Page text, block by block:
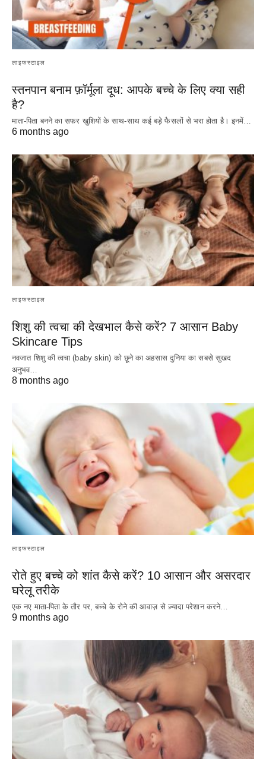
लाइफस्टाइल
स्तनपान बनाम फ़ॉर्मूला दूध: आपके बच्चे के लिए क्या सही
है?
माता-पिता बनने का सफर खुशियों के साथ-साथ कई बड़े फैसलों से भरा होता है। इनमें…
6 months ago
लाइफस्टाइल
शिशु की त्वचा की देखभाल कैसे करें? 7 आसान Baby
Skincare Tips
नवजात शिशु की त्वचा (baby skin) को छूने का अहसास दुनिया का सबसे सुखद
अनुभव…
8 months ago
लाइफस्टाइल
रोते हुए बच्चे को शांत कैसे करें? 10 आसान और असरदार
घरेलू तरीके
एक नए माता-पिता के तौर पर, बच्चे के रोने की आवाज़ से ज़्यादा परेशान करने…
9 months ago